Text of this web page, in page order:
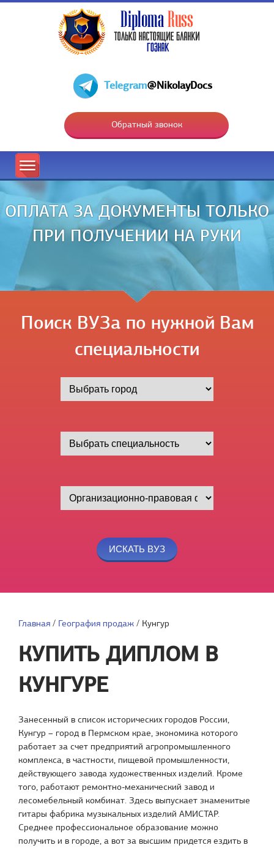
Telegram@NikolayDocs
Обратный звонок
ОПЛАТА ЗА ДОКУМЕНТЫ ТОЛЬКО
ПРИ ПОЛУЧЕНИИ НА РУКИ
Поиск ВУЗа по нужной Вам
специальности
Главная / География продаж / Кунгур
КУПИТЬ ДИПЛОМ В
КУНГУРЕ
Занесенный в список исторических городов России,
Кунгур – город в Пермском крае, экономика которого
работает за счет предприятий агропромышленного
комплекса, в частности, пищевой промышленности,
действующего завода художественных изделий. Кроме
того, работают ремонтно-механический завод и
лесомебельный комбинат. Здесь выпускает знаменитые
гитары фабрика музыкальных изделий АМИСТАР.
Среднее профессиональное образование можно
получить и в городе, а вот за высшим придется ездить в